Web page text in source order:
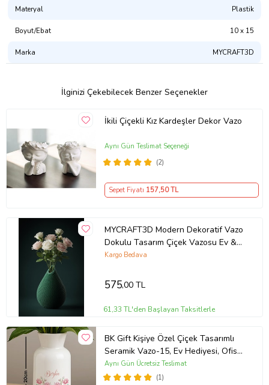
Materyal Plastik
Boyut/Ebat 10 x 15
Marka MYCRAFT3D
İlginizi Çekebilecek Benzer Seçenekler
İkili Çiçekli Kız Kardeşler Dekor Vazo
(2)
Aynı Gün Teslimat Seçeneği
Sepet Fiyatı 157,50 TL
MYCRAFT3D Modern Dekoratif Vazo
Dokulu Tasarım Çiçek Vazosu Ev &
Ofis Dekoru
Kargo Bedava
575,00 TL
61,33 TL'den Başlayan Taksitlerle
BK Gift Kişiye Özel Çiçek Tasarımlı
Seramik Vazo-15, Ev Hediyesi, Ofis
Hediyesi
(1)
Aynı Gün Ücretsiz Teslimat